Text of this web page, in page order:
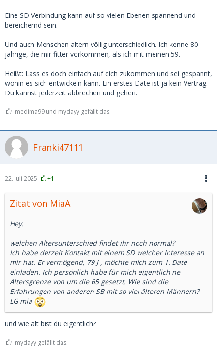
Eine SD Verbindung kann auf so vielen Ebenen spannend und
bereichernd sein.
Und auch Menschen altern völlig unterschiedlich. Ich kenne 80
jährige, die mir fitter vorkommen, als ich mit meinen 59.
Heißt: Lass es doch einfach auf dich zukommen und sei gespannt,
wohin es sich entwickeln kann. Ein erstes Date ist ja kein Vertrag.
Du kannst jederzeit abbrechen und gehen.
medima99 und mydayy gefällt das.
Franki47111
22. Juli 2025 +1
Zitat von MiaA
Hey.
welchen Altersunterschied findet ihr noch normal?
Ich habe derzeit Kontakt mit einem SD welcher Interesse an
mir hat. Er vermögend, 79 J , möchte mich zum 1. Date
einladen. Ich persönlich habe für mich eigentlich ne
Altersgrenze von um die 65 gesetzt. Wie sind die
Erfahrungen von anderen SB mit so viel älteren Männern?
LG mia
und wie alt bist du eigentlich?
mydayy gefällt das.